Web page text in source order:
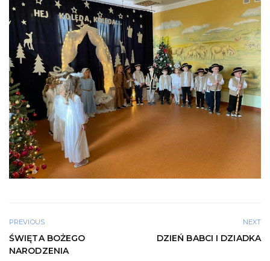
PREVIOUS
ŚWIĘTA BOŻEGO
NARODZENIA
NEXT
DZIEŃ BABCI I DZIADKA